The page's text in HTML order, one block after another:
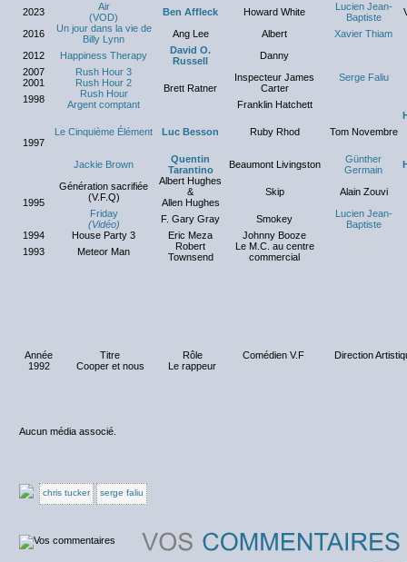
2023
Air
(VOD)
Ben Affleck Howard White
Lucien Jean-
Baptiste
2016
Un jour dans la vie de
Billy Lynn
Ang Lee Albert
Xavier Thiam
2012
Happiness Therapy
David O.
Russell
Danny
Serge Faliu
2007
Rush Hour 3
Brett Ratner
Inspecteur James
Carter
2001
Rush Hour 2
1998
Rush Hour
Argent comptant
Franklin Hatchett
1997
Le Cinquième Élément Luc Besson Ruby Rhod Tom Novembre
Jackie Brown
Quentin
Tarantino
Beaumont Livingston
Günther
Germain
1995
Génération sacrifiée
(V.F.Q)
Albert Hughes
&
Allen Hughes
Skip
Alain Zouvi
Friday
(Vidéo)
F. Gary Gray Smokey
Lucien Jean-
Baptiste
1994
House Party 3 Eric Meza Johnny Booze
1993
Meteor Man
Robert
Townsend
Le M.C. au centre
commercial
Année Titre Rôle Comédien V.F
Direction
1992
Cooper et nous Le rappeur
Aucun média associé.
chris tucker serge faliu